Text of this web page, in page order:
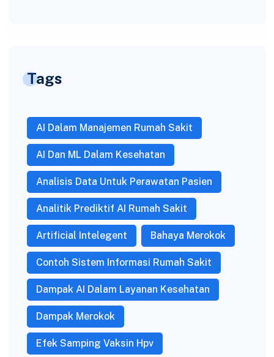
Tags
AI Dalam Manajemen Rumah Sakit
AI Dan ML Dalam Kesehatan
Analisis Data Untuk Perawatan Pasien
Analitik Prediktif AI Rumah Sakit
Artificial Intelegent Bahaya Merokok
Contoh Sistem Informasi Rumah Sakit
Dampak AI Dalam Layanan Kesehatan
Dampak Merokok
Efek Samping Vaksin Hpv